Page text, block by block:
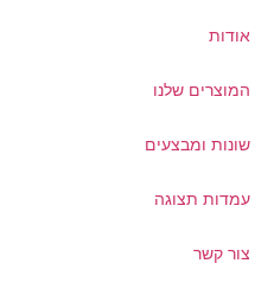
אודות
המוצרים שלנו
שונות ומבצעים
עמדות תצוגה
צור קשר